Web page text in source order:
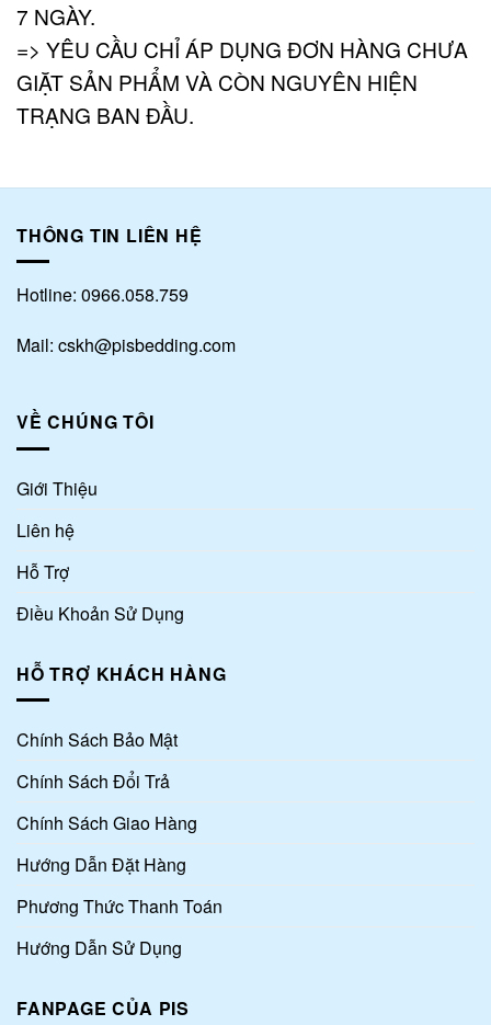
7 NGÀY.
=> YÊU CẦU CHỈ ÁP DỤNG ĐƠN HÀNG CHƯA
GIẶT SẢN PHẨM VÀ CÒN NGUYÊN HIỆN
TRẠNG BAN ĐẦU.
THÔNG TIN LIÊN HỆ
Hotline: 0966.058.759
Mail: cskh@pisbedding.com
VỀ CHÚNG TÔI
Giới Thiệu
Liên hệ
Hỗ Trợ
Điều Khoản Sử Dụng
HỖ TRỢ KHÁCH HÀNG
Chính Sách Bảo Mật
Chính Sách Đổi Trả
Chính Sách Giao Hàng
Hướng Dẫn Đặt Hàng
Phương Thức Thanh Toán
Hướng Dẫn Sử Dụng
FANPAGE CỦA PIS